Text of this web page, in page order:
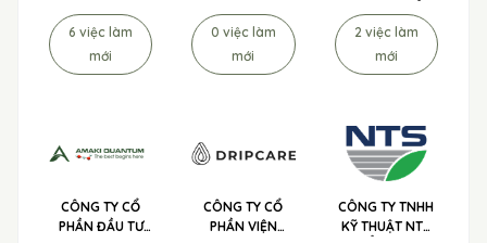
DỤNG
6 việc làm
mới
NÔNG NGHIỆP
RỒNG VÀNG
TUYỂN DỤNG
0 việc làm
mới
THỤY SĨ TUYỂN
DỤNG
2 việc làm
mới
CÔNG TY CỔ
PHẦN ĐẦU TƯ
CÔNG TY CỔ
PHẦN VIỆN
CÔNG TY TNHH
KỸ THUẬT NTS